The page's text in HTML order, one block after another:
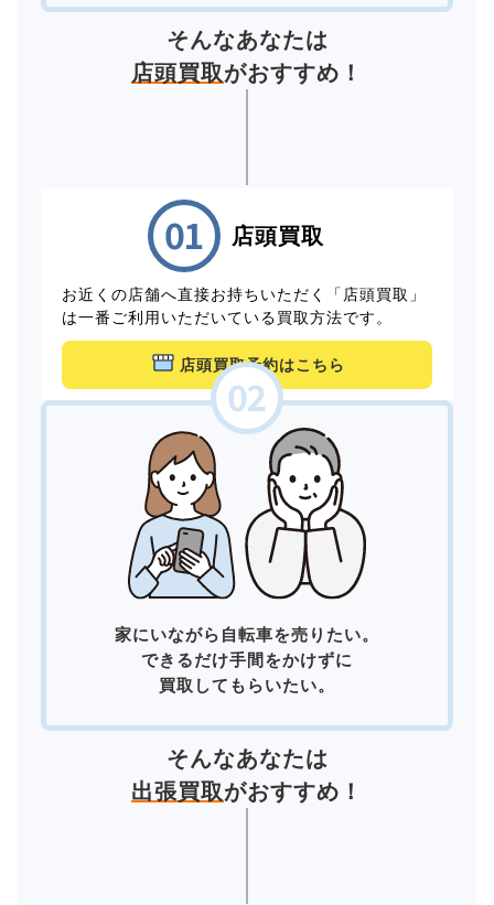
そんなあなたは
店頭買取がおすすめ！
店頭買取
お近くの店舗へ直接お持ちいただく「店頭買取」
は一番ご利用いただいている買取方法です。
店頭買取予約はこちら
家にいながら自転車を売りたい。
できるだけ手間をかけずに
買取してもらいたい。
そんなあなたは
出張買取がおすすめ！